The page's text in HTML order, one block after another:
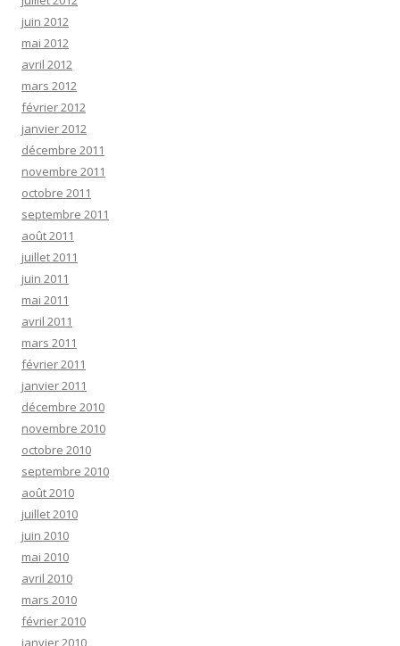
juin 2012
mai 2012
avril 2012
mars 2012
février 2012
janvier 2012
décembre 2011
novembre 2011
octobre 2011
septembre 2011
août 2011
juillet 2011
juin 2011
mai 2011
avril 2011
mars 2011
février 2011
janvier 2011
décembre 2010
novembre 2010
octobre 2010
septembre 2010
août 2010
juillet 2010
juin 2010
mai 2010
avril 2010
mars 2010
février 2010
janvier 2010